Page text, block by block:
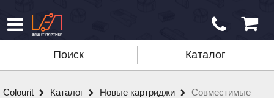
Поиск Каталог
Colourit Каталог Новые картриджи
Совместимые